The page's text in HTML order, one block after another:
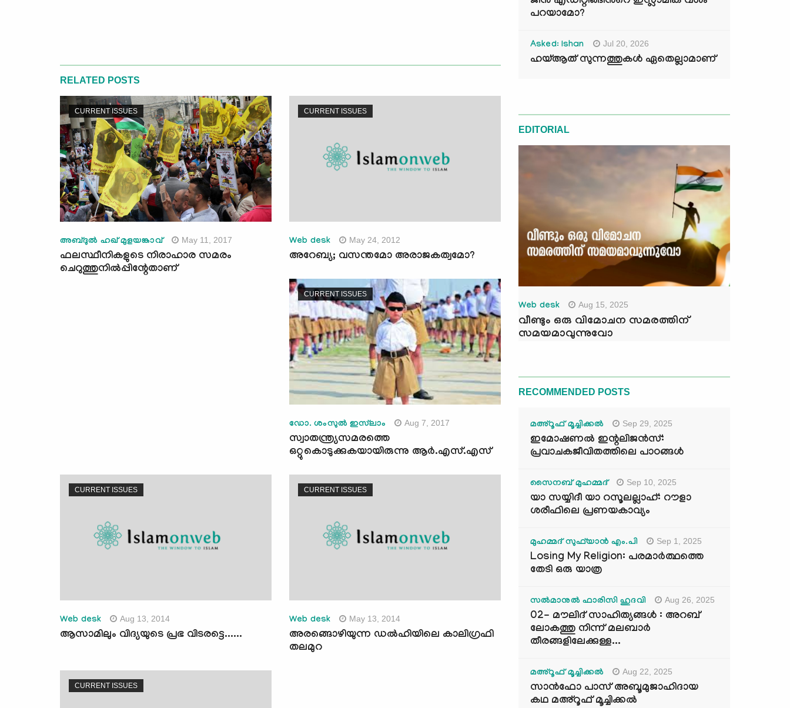
RELATED POSTS
CURRENT ISSUES
അബ്ദുല്‍ ഹഖ് മുളയങ്കാവ് May 11, 2017
ഫലസ്ഥീനികളുടെ നിരാഹാര സമരം
ചെറുത്തുനില്‍പ്പിന്റേതാണ്
CURRENT ISSUES
Web desk May 24, 2012
അറേബ്യ; വസന്തമോ അരാജകത്വമോ?
CURRENT ISSUES
ഡോ. ശംസുല്‍ ഇസ്‌ലാം Aug 7, 2017
സ്വാതന്ത്ര്യസമരത്തെ
ഒറ്റുകൊടുക്കുകയായിരുന്നു ആര്‍.എസ്.എസ്
CURRENT ISSUES
Web desk Aug 13, 2014
ആസാമിലും വിദ്യയുടെ പ്രഭ വിടരട്ടെ......
CURRENT ISSUES
Web desk May 13, 2014
അരങ്ങൊഴിയുന്ന ഡല്‍ഹിയിലെ കാലിഗ്രഫി
തലമുറ
CURRENT ISSUES
പറയാമോ?
Asked: Ishan Jul 20, 2026
ഹയ്ആത് സുന്നത്തുകൾ ഏതെല്ലാമാണ്
EDITORIAL
Web desk Aug 15, 2025
വീണ്ടും ഒരു വിമോചന സമരത്തിന്
സമയമാവുന്നുവോ
RECOMMENDED POSTS
മഅ്റൂഫ് മൂച്ചിക്കല്‍ Sep 29, 2025
ഇമോഷണൽ ഇന്റലിജൻസ്:
പ്രവാചകജീവിതത്തിലെ പാഠങ്ങൾ
സൈനബ് മുഹമ്മദ് Sep 10, 2025
യാ സയ്യിദീ യാ റസൂലല്ലാഹ്: റൗളാ
ശരീഫിലെ പ്രണയകാവ്യം
മുഹമ്മദ് സുഫ്‌യാൻ എം.പി Sep 1, 2025
Losing My Religion: പരമാർത്ഥത്തെ
തേടി ഒരു യാത്ര
സൽമാനുൽ ഫാരിസി ഹുദവി Aug 26, 2025
02- മൗലിദ് സാഹിത്യങ്ങൾ : അറബ്
ലോകത്തു നിന്ന് മലബാർ
തീരങ്ങളിലേക്കുള്ള...
മഅ്റൂഫ് മൂച്ചിക്കല്‍ Aug 22, 2025
സാൻഫോ പാസ് അബൂമുജാഹിദായ
കഥ മഅ്റൂഫ് മൂച്ചിക്കല്‍